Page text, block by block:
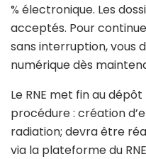
% électronique. Les
acceptés. Pour
sans interruption, vous
numérique dès
Le RNE met fin au
procédure : création
radiation; devra être
via la plateforme du